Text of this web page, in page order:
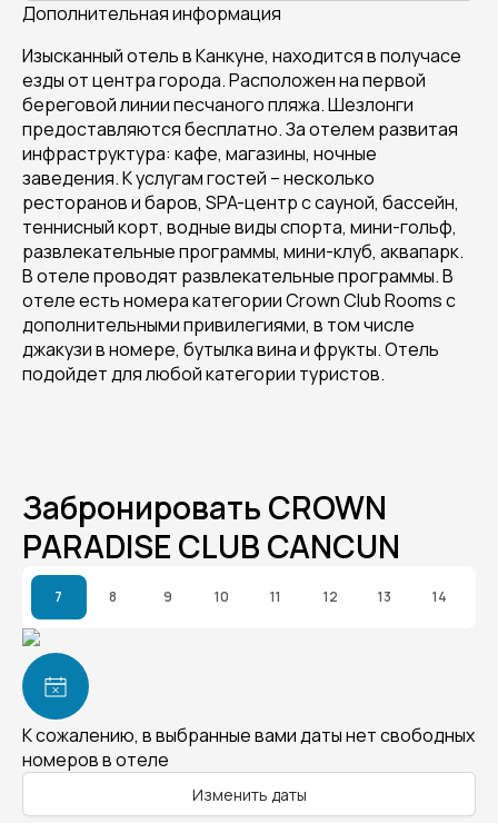
Дополнительная информация
Изысканный отель в Канкуне, находится в получасе
езды от центра города. Расположен на первой
береговой линии песчаного пляжа. Шезлонги
предоставляются бесплатно. За отелем развитая
инфраструктура: кафе, магазины, ночные
заведения. К услугам гостей – несколько
ресторанов и баров, SPA-центр с сауной, бассейн,
теннисный корт, водные виды спорта, мини-гольф,
развлекательные программы, мини-клуб, аквапарк.
В отеле проводят развлекательные программы. В
отеле есть номера категории Crown Club Rooms с
дополнительными привилегиями, в том числе
джакузи в номере, бутылка вина и фрукты. Отель
подойдет для любой категории туристов.
Забронировать CROWN
PARADISE CLUB CANCUN
7 8 9 10 11 12 13 14
К сожалению, в выбранные вами даты нет свободных
номеров в отеле
Изменить даты